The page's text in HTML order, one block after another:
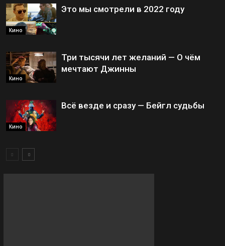
Кино
Это мы смотрели в 2022 году
Кино
Три тысячи лет желаний — О чём
мечтают Джинны
Кино
Всё везде и сразу — Бейгл судьбы